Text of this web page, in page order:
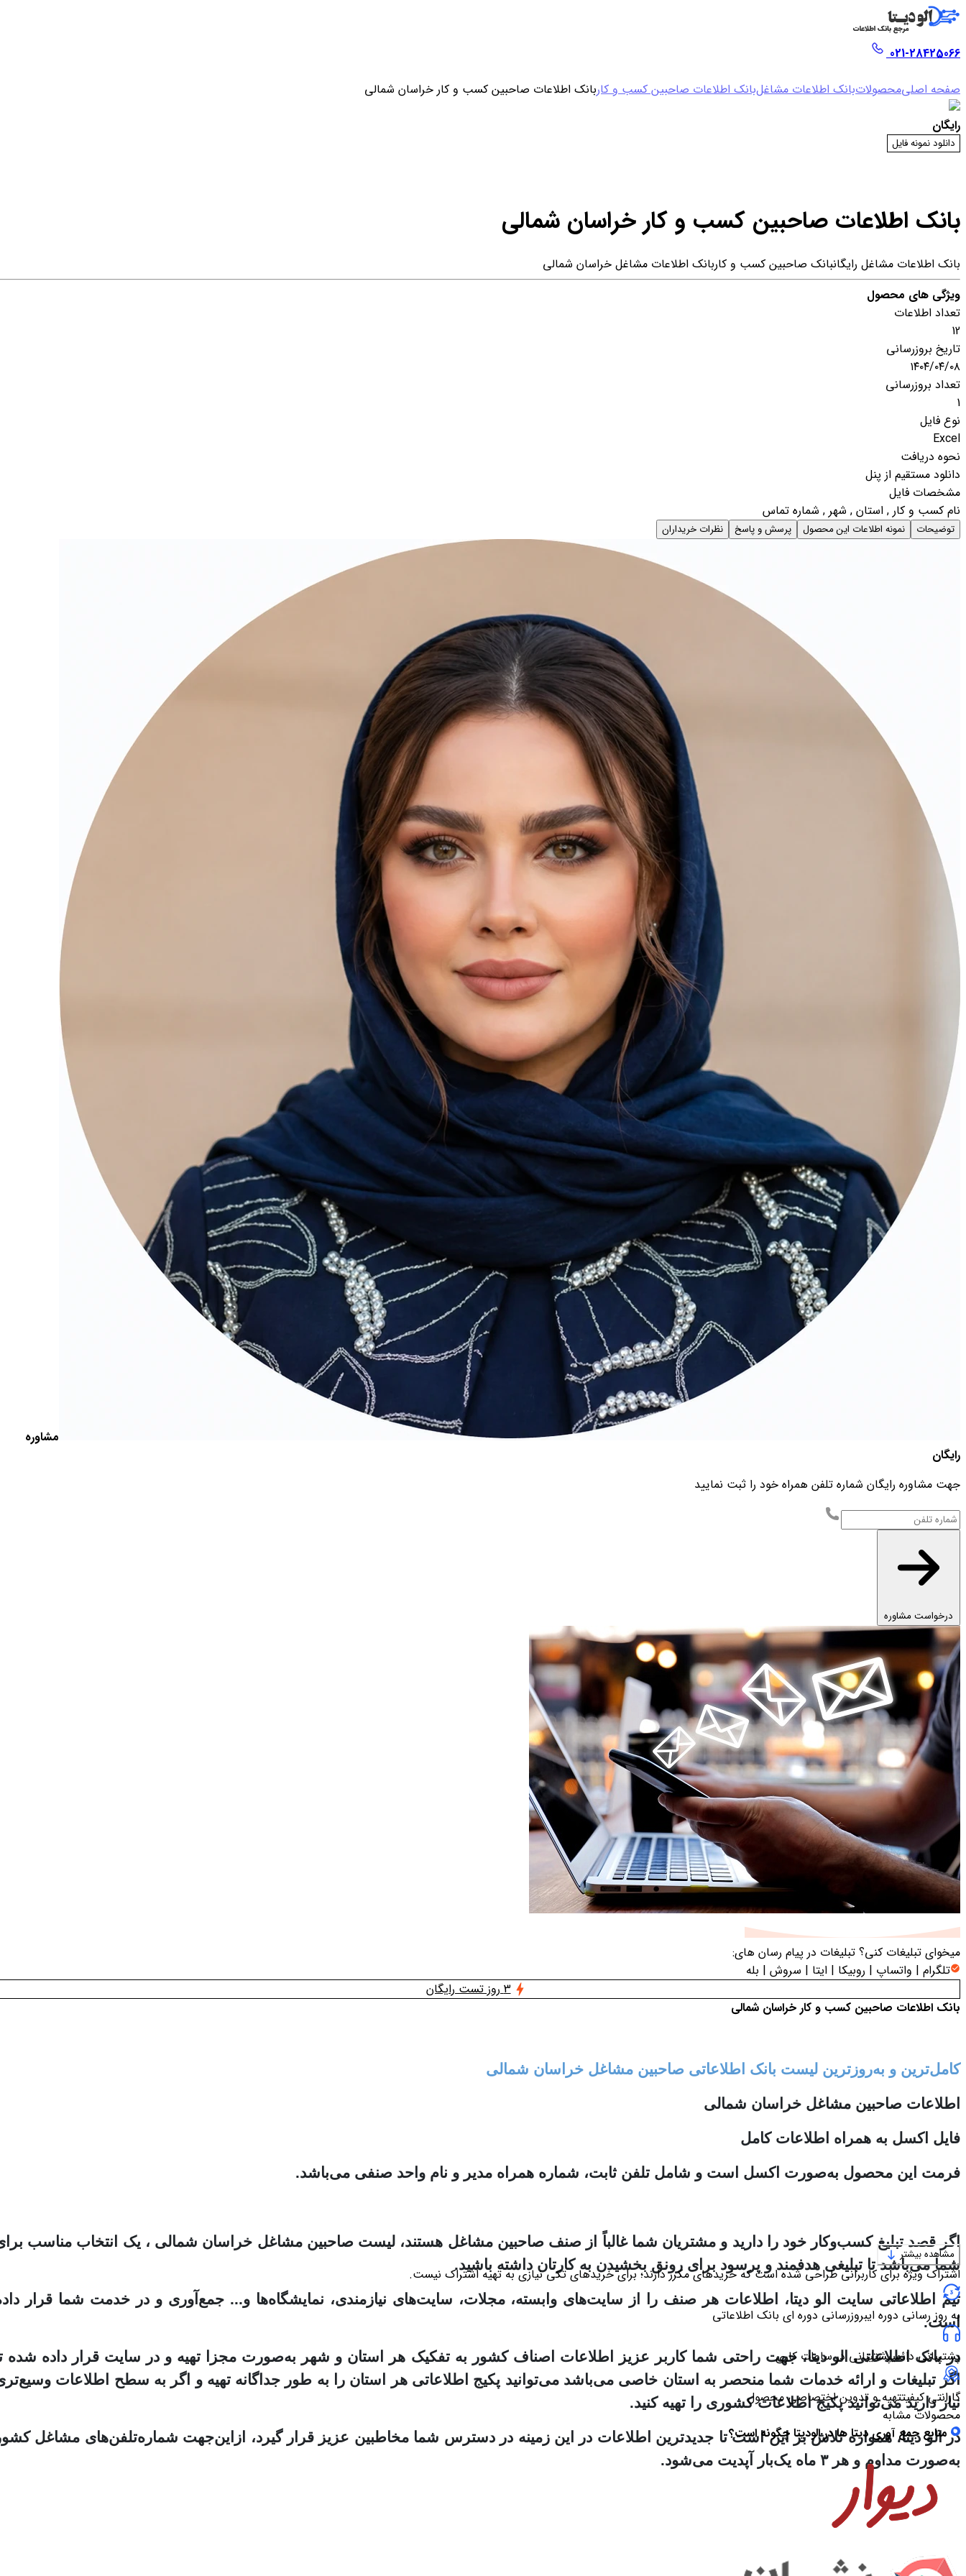
021-28425066
صفحه اصلیمحصولاتبانک اطلاعات مشاغلبانک اطلاعات صاحبین کسب و کاربانک اطلاعات صاحبین کسب و کار خراسان شمالی
رایگان
دانلود نمونه فایل
بانک اطلاعات صاحبین کسب و کار خراسان شمالی
بانک اطلاعات مشاغل رایگانبانک صاحبین کسب و کاربانک اطلاعات مشاغل خراسان شمالی
ویژگی های محصول
تعداد اطلاعات
12
تاریخ بروزرسانی
۱۴۰۴/۰۴/۰۸
تعداد بروزرسانی
1
نوع فایل
Excel
نحوه دریافت
دانلود مستقیم از پنل
مشخصات فایل
نام کسب و کار , استان , شهر , شماره تماس
توضیحات نمونه اطلاعات این محصول پرسش و پاسخ نظرات خریداران
مشاوره
رایگان
جهت مشاوره رایگان شماره تلفن همراه خود را ثبت نمایید
درخواست مشاوره
میخوای تبلیغات کنی؟ تبلیغات در پیام رسان های:
تلگرام | واتساپ | روبیکا | ایتا | سروش | بله
3 روز تست رایگان
بانک اطلاعات صاحبین کسب و کار خراسان شمالی
کامل‌ترین و به‌روزترین لیست بانک اطلاعاتی صاحبین مشاغل خراسان شمالی
اطلاعات صاحبین مشاغل خراسان شمالی
فایل اکسل به همراه اطلاعات کامل
فرمت این محصول به‌صورت اکسل است و شامل تلفن ثابت، شماره همراه مدیر و نام واحد صنفی می‌باشد.
اگر قصد تبلیغ کسب‌وکار خود را دارید و مشتریان شما غالباً از صنف صاحبین مشاغل هستند، لیست صاحبین مشاغل خراسان شمالی ، یک انتخاب مناسب
شما می‌باشد تا تبلیغی هدفمند و پرسود برای رونق بخشیدن به کارتان داشته باشید.
تیم اطلاعاتی سایت الو دیتا، اطلاعات هر صنف را از سایت‌های وابسته، مجلات، سایت‌های نیازمندی، نمایشگاه‌ها و... جمع‌آوری و در خدمت شما قرار
است.
در بانک اطلاعاتی الو دیتا، جهت راحتی شما کاربر عزیز اطلاعات اصناف کشور به تفکیک هر استان و شهر به‌صورت مجزا تهیه و در سایت قرار داده شده
اگر تبلیغات و ارائه خدمات شما منحصر به استان خاصی می‌باشد می‌توانید پکیج اطلاعاتی هر استان را به طور جداگانه تهیه و اگر به سطح اطلاعات
نیاز دارید می‌توانید پکیج اطلاعات کشوری را تهیه کنید.
در الو دیتا، همواره تلاش بر این است تا جدیدترین اطلاعات در این زمینه در دسترس شما مخاطبین عزیز قرار گیرد، ازاین‌جهت شماره‌تلفن‌های مشاغل
به‌صورت مداوم و هر ۳ ماه یک‌بار آپدیت می‌شود.
مشاهده بیشتر
اشتراک ویژه برای کاربرانی طراحی شده است که خریدهای مکرر دارند؛ برای خریدهای تکی نیازی به تهیه اشتراک نیست.
به روز رسانی دوره ایبروزرسانی دوره ای بانک اطلاعاتی
پشتیبانی دائمیپشتیبانی در ساعات کاری
گارانتی کیفیتتهیه و تدوین اختصاصی محصول
محصولات مشابه
منابع جمع آوری دیتا ها در الودیتا چگونه است؟